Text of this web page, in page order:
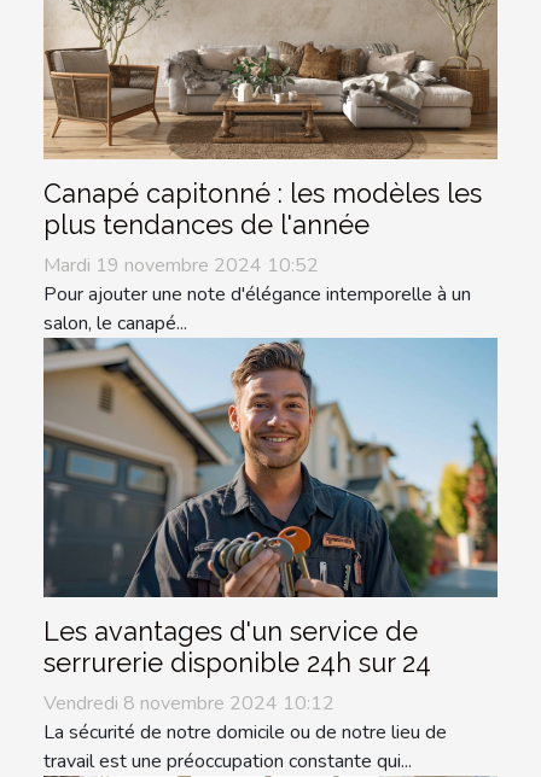
Canapé capitonné : les modèles les
plus tendances de l'année
Mardi 19 novembre 2024 10:52
Pour ajouter une note d'élégance intemporelle à un
salon, le canapé...
Les avantages d'un service de
serrurerie disponible 24h sur 24
Vendredi 8 novembre 2024 10:12
La sécurité de notre domicile ou de notre lieu de
travail est une préoccupation constante qui...